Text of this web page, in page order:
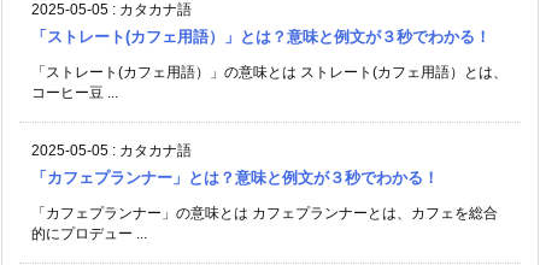
2025-05-05 : カタカナ語
「ストレート(カフェ用語）」とは？意味と例文が３秒でわかる！
「ストレート(カフェ用語）」の意味とは ストレート(カフェ用語）とは、
コーヒー豆 ...
2025-05-05 : カタカナ語
「カフェプランナー」とは？意味と例文が３秒でわかる！
「カフェプランナー」の意味とは カフェプランナーとは、カフェを総合
的にプロデュー ...